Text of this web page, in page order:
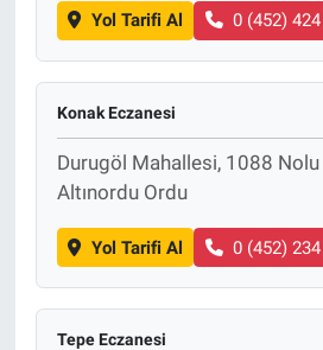
Yol Tarifi Al 0 (452)
Konak Eczanesi
Durugöl Mahallesi, 1088
Altınordu Ordu
Yol Tarifi Al 0 (452)
Tepe Eczanesi